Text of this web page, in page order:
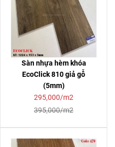
Sàn nhựa hèm khóa
EcoClick 810 giả gỗ
(5mm)
295,000/m2
395,000/m2